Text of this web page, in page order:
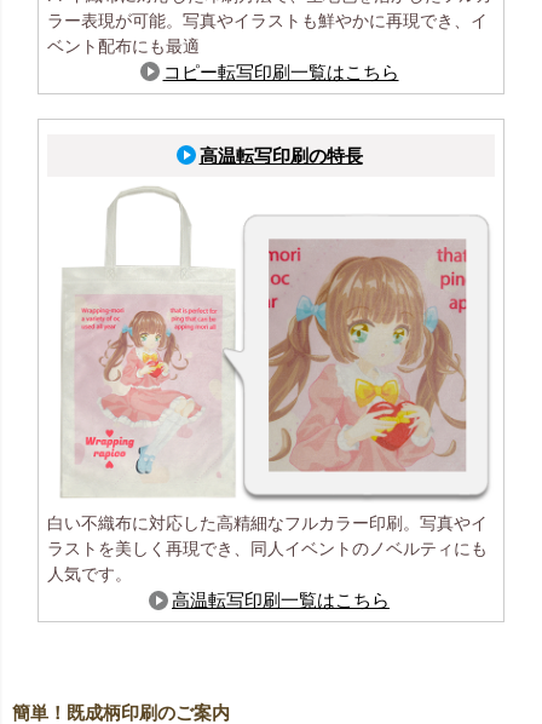
ラー表現が可能。写真やイラストも鮮やかに再現でき、イ
ベント配布にも最適
コピー転写印刷一覧はこちら
高温転写印刷の特長
白い不織布に対応した高精細なフルカラー印刷。写真やイ
ラストを美しく再現でき、同人イベントのノベルティにも
人気です。
高温転写印刷一覧はこちら
簡単！既成柄印刷のご案内